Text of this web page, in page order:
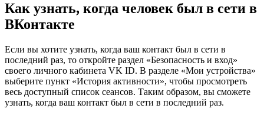
Как узнать, когда человек был в сети в
ВКонтакте
Если вы хотите узнать, когда ваш контакт был в сети в
последний раз, то откройте раздел «Безопасность и вход»
своего личного кабинета VK ID. В разделе «Мои устройства»
выберите пункт «История активности», чтобы просмотреть
весь доступный список сеансов. Таким образом, вы сможете
узнать, когда ваш контакт был в сети в последний раз.